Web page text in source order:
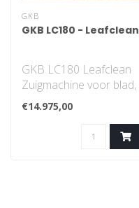
GKB
GKB LC180 - Leafclean
GKB LC180 Leafclean
Zuigmachine voor blad,
afval en maaisel.
Merk: GKB Machine..
€14.975,00